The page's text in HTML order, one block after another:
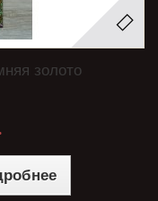
золото